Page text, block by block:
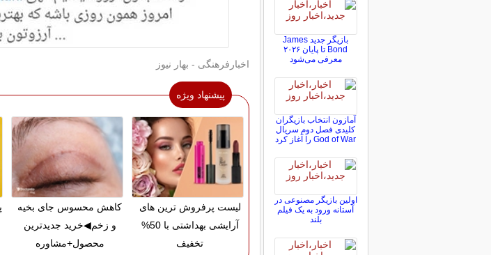
اخبارفرهنگی - بهار نیوز
پیشنهاد ویژه
لیست پرفروش ترین های
آرایشی بهداشتی با 50%
تخفیف
کاهش محسوس جای بخیه
و زخم◀خرید جدیدترین
محصول+مشاوره
بازیگر جدید James
Bond تا پایان ۲۰۲۶
معرفی می‌شود
آمازون انتخاب بازیگران
کلیدی فصل دوم سریال
God of War را آغاز کرد
اولین بازیگر مصنوعی در
آستانه ورود به یک فیلم
بلند